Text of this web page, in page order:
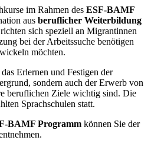
im Rahmen des ESF-BAMF
aus beruflicher Weiterbildung
sich speziell an Migrantinnen
bei der Arbeitssuche benötigen
möchten.
Erlernen und Festigen der
sondern auch der Erwerb von
beruflichen Ziele wichtig sind. Die
Sprachschulen statt.
BAMF Programm können Sie der